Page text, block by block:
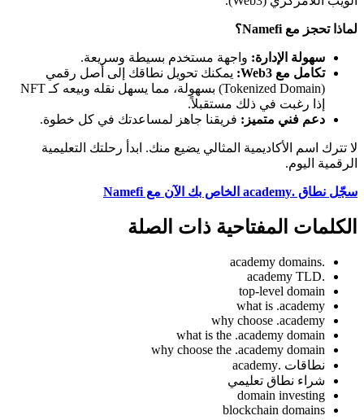
لماذا تحجز مع Namefi؟
سهولة الإدارة: واجهة مستخدم بسيطة وسريعة.
تكامل مع Web3:
يمكنك تحويل نطاقك إلى أصل رقمي
(Tokenized Domain) بسهولة، مما يسهل نقله وبيعه كـ NFT
إذا رغبت في ذلك مستقبلاً.
دعم فني متميز: فريقنا جاهز لمساعدتك في كل خطوة.
لا تترك اسم الأكاديمية المثالي يضيع منك. ابدأ رحلتك التعليمية
الرقمية اليوم.
سجّل نطاق .academy الخاص بك الآن مع Namefi
الكلمات المفتاحية ذات الصلة
.academy domains
.academy TLD
top-level domain
what is .academy
why choose .academy
what is the .academy domain
why choose the .academy domain
نطاقات .academy
شراء نطاق تعليمي
domain investing
blockchain domains